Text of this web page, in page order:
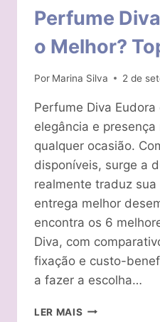
Perfume
o Melhor?
Por Marina Silva 2 de
Perfume Diva
elegância e
qualquer ocasião.
disponíveis, surge a
realmente traduz
entrega melhor
encontra os 6
Diva, com
fixação e custo-
a fazer a escolha…
LER MAIS PERFUME